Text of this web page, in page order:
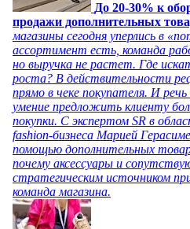
До 20-30% к
продажи дополнительных
магазины сегодня уперлись в
ассортимент есть, команда
но выручка не растет. Где
роста? В действительности
прямо в чеке покупателя. И
умение предложить клиенту
покупки. С экспертом SR в
fashion-бизнеса Марией
помощью дополнительных
почему аксессуары и
стратегическим источником
команда магазина.